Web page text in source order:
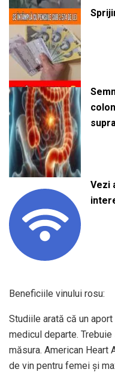
Vezi
Beneficiile vinului rosu:
Studiile arată că un
medicul departe.
măsura. American Heart
de vin pentru femei și